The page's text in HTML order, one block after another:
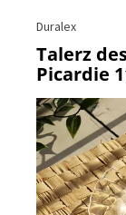
Duralex
Talerz
Picardie